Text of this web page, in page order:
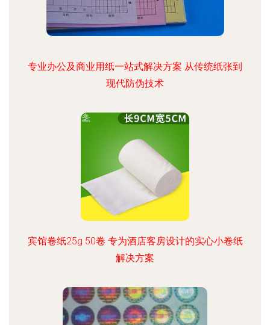
专业办公及商业用纸一站式解决方案 从传统纸张到
现代防伪技术
宾馆卷纸25g 50卷 专为酒店客房设计的实心小卷纸
解决方案